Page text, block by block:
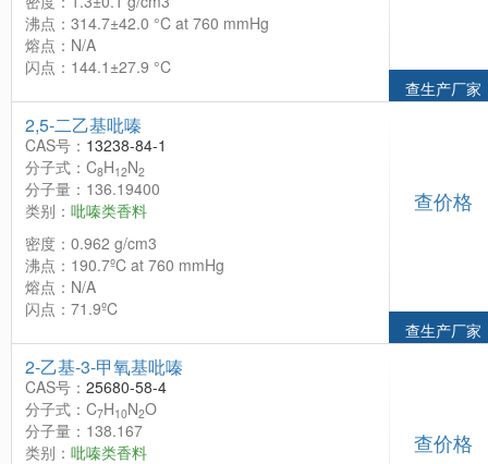
沸点：314.7±42.0 °C at 760 mmHg
熔点：N/A
闪点：144.1±27.9 °C
查生产厂家
2,5-二乙基吡嗪
CAS号： 13238-84-1
分子式：C8H12N2
分子量：136.19400
类别： 吡嗪类香料
密度：0.962 g/cm3
沸点：190.7ºC at 760 mmHg
熔点：N/A
闪点：71.9ºC
查价格
查生产厂家
2-乙基-3-甲氧基吡嗪
CAS号： 25680-58-4
分子式：C7H10N2O
分子量：138.167
类别： 吡嗪类香料
查价格